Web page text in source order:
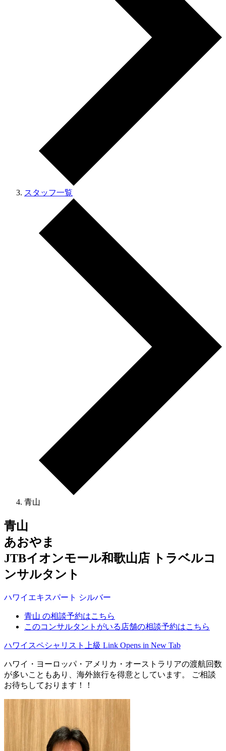
スタッフ一覧
青山
青山
あおやま
JTBイオンモール和歌山店 トラベルコ
ンサルタント
ハワイ エキスパート シルバー
青山 の相談予約はこちら
このコンサルタントがいる店舗の相談予約はこちら
ハワイスペシャリスト上級 Link Opens in New Tab
ハワイ・ヨーロッパ・アメリカ・オーストラリアの渡航回数
が多いこともあり、海外旅行を得意としています。 ご相談
お待ちしております！！